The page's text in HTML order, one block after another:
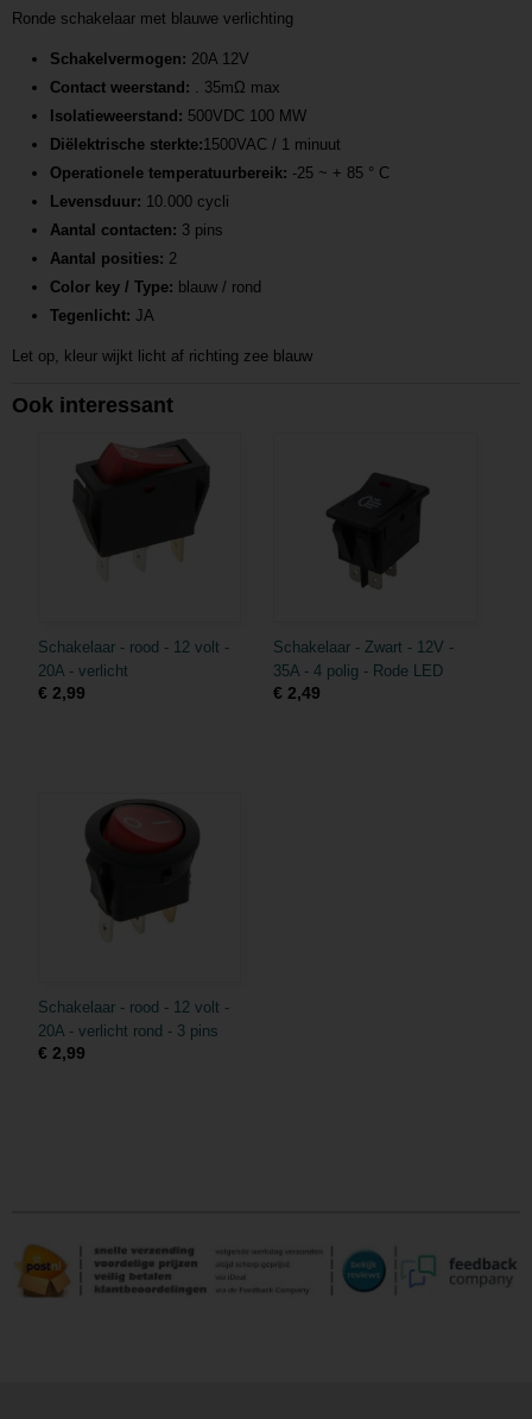
Productcode leverancier
Ronde schakelaar met blauwe verlichting
Schakelvermogen: 20A 12V
Contact weerstand: . 35mΩ max
Isolatieweerstand: 500VDC 100 MW
Diëlektrische sterkte:1500VAC / 1 minuut
Operationele temperatuurbereik: -25 ~ + 85 ° C
Levensduur: 10.000 cycli
Aantal contacten: 3 pins
Aantal posities: 2
Color key / Type: blauw / rond
Tegenlicht: JA
Let op, kleur wijkt licht af richting zee blauw
Ook interessant
Schakelaar - rood - 12 volt -
20A - verlicht
€ 2,99
Schakelaar - Zwart - 12V -
35A - 4 polig - Rode LED
€ 2,49
Schakelaar - rood - 12 volt -
20A - verlicht rond - 3 pins
€ 2,99